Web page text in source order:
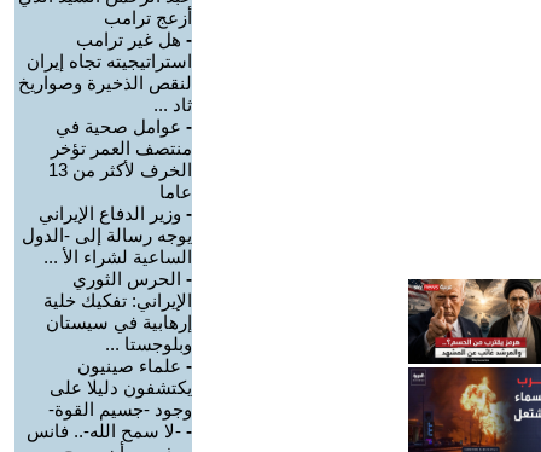
أزعج ترامب
- هل غير ترامب
استراتيجيته تجاه إيران
لنقص الذخيرة وصواريخ
ثاد ...
- عوامل صحية في
منتصف العمر تؤخر
الخرف لأكثر من 13
عاما
- وزير الدفاع الإيراني
يوجه رسالة إلى -الدول
الساعية لشراء الأ ...
- الحرس الثوري
الإيراني: تفكيك خلية
إرهابية في سيستان
وبلوجستا ...
- علماء صينيون
يكتشفون دليلا على
وجود -جسيم القوة-
- -لا سمح الله-.. فانس